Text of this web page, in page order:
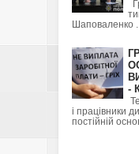
Шаповаленко .
-
і працівники
постійній